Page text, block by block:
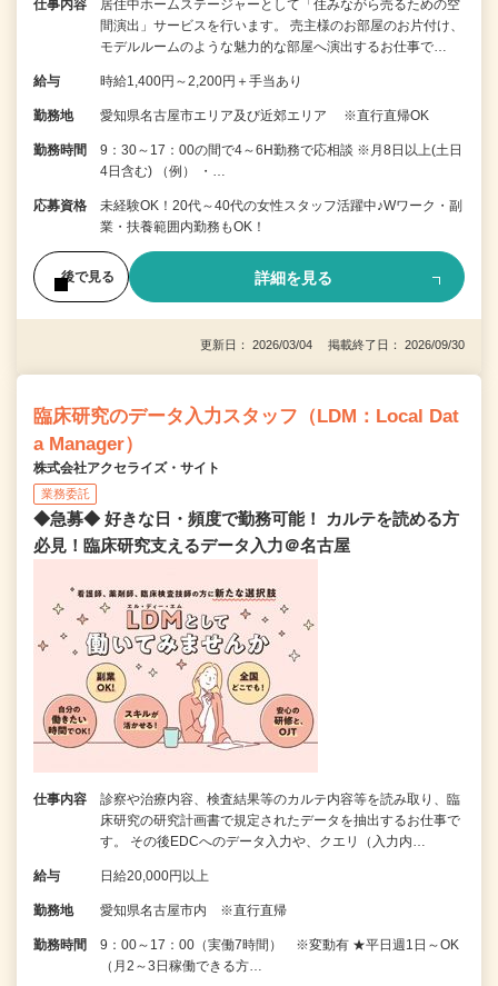
仕事内容
居住中ホームステージャーとして「住みながら売るための空
間演出」サービスを行います。 売主様のお部屋のお片付け、
モデルルームのような魅力的な部屋へ演出するお仕事で…
給与 時給1,400円～2,200円＋手当あり
勤務地 愛知県名古屋市エリア及び近郊エリア ※直行直帰OK
勤務時間
9：30～17：00の間で4～6H勤務で応相談 ※月8日以上(土日
4日含む) （例） ・…
応募資格
未経験OK！20代～40代の女性スタッフ活躍中♪Wワーク・副
業・扶養範囲内勤務もOK！
後で見る 詳細を見る
更新日： 2026/03/04 掲載終了日： 2026/09/30
臨床研究のデータ入力スタッフ（LDM：Local Dat
a Manager）
株式会社アクセライズ・サイト
業務委託
◆急募◆ 好きな日・頻度で勤務可能！ カルテを読める方
必見！臨床研究支えるデータ入力＠名古屋
仕事内容
診察や治療内容、検査結果等のカルテ内容等を読み取り、臨
床研究の研究計画書で規定されたデータを抽出するお仕事で
す。 その後EDCへのデータ入力や、クエリ（入力内…
給与 日給20,000円以上
勤務地 愛知県名古屋市内 ※直行直帰
勤務時間
9：00～17：00（実働7時間） ※変動有 ★平日週1日～OK
（月2～3日稼働できる方…